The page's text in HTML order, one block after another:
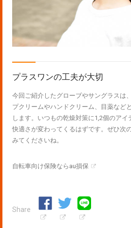
プラスワンの工夫が大切
今回ご紹介したグローブやサングラスは
プクリームやハンドクリーム、目薬など
します。いつもの乾燥対策に1,2個のア
快適さが変わってくるはずです。ぜひ次
みてくださいね。
自転車向け保険ならau損保
Share